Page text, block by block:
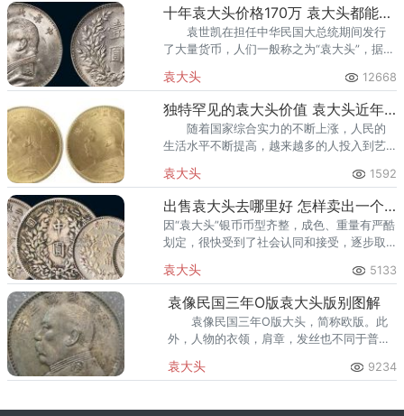
十年袁大头价格170万 袁大头都能卖出高价吗
袁世凯在担任中华民国大总统期间发行
了大量货币，人们一般称之为“袁大头”，据不
袁大头 12668
独特罕见的袁大头价值 袁大头近年拍卖价
随着国家综合实力的不断上涨，人民的
生活水平不断提高，越来越多的人投入到艺
投资品和艺术收藏品之一，而钱币中的“袁大
头”、“孙小头”、“光绪元
袁大头 1592
出售袁大头去哪里好 怎样卖出一个好价钱
因“袁大头”银币币型齐整，成色、重量有严酷
划定，很快受到了社会认同和接受，逐步取
袁大头 5133
袁像民国三年O版袁大头版别图解
袁像民国三年O版大头，简称欧版。此
外，人物的衣领，肩章，发丝也不同于普通
称“O版正华”。
袁大头 9234